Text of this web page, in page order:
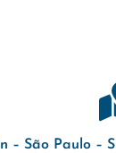
– São Paulo –